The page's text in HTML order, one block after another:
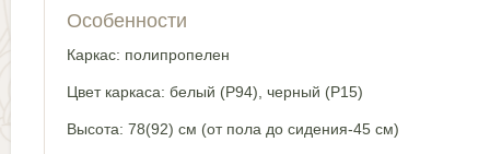
Особенности
Каркас: полипропелен
Цвет каркаса: белый (Р94), черный (Р15)
Высота: 78(92) см (от пола до сидения-45 см)